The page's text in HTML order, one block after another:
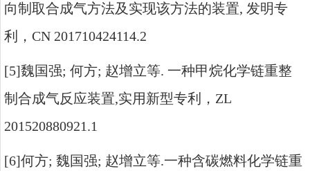
向制取合成气方法及实现该方法的装置, 发明专
利， CN 201710424114.2
[5]魏国强; 何方; 赵增立等. 一种甲烷化学链重整
制合成气反应装置,实用新型专利， ZL
201520880921.1
[6]何方; 魏国强; 赵增立等.一种含碳燃料化学链重